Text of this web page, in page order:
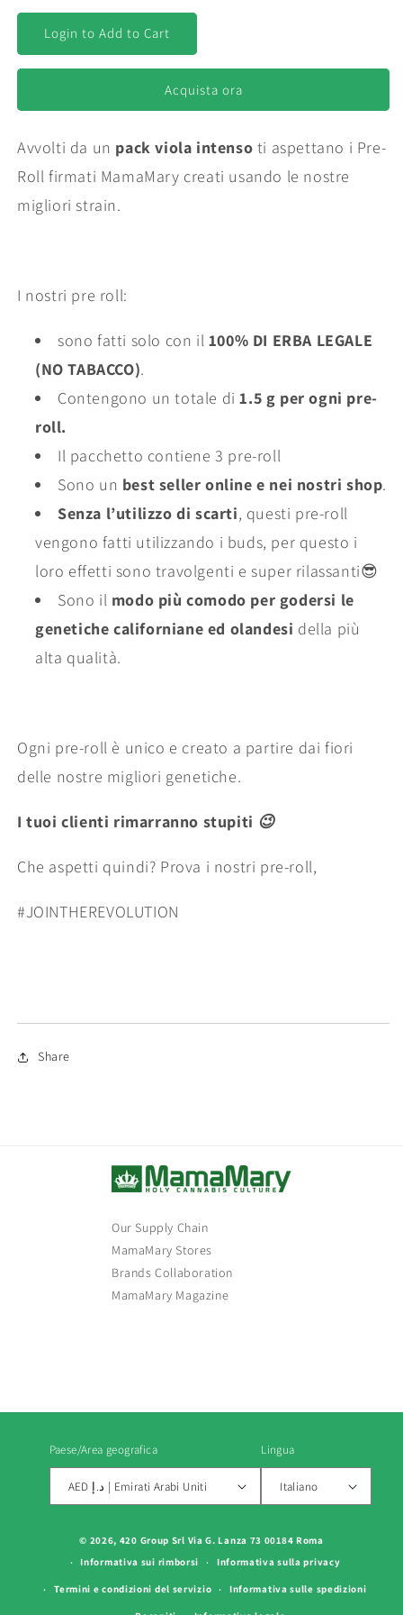
per
PRE-
ROLL
per
PRE-
ROLL
Login to Add to Cart
Acquista ora
Avvolti da un pack viola intenso ti aspettano i Pre-
Roll firmati MamaMary creati usando le nostre
migliori strain.
I nostri pre roll:
sono fatti solo con il 100% DI ERBA LEGALE
(NO TABACCO).
Contengono un totale di1.5 g per ogni pre-
roll.
Il pacchetto contiene 3 pre-roll
Sono un best seller online e nei nostri shop.
Senza l’utilizzo di scarti, questi pre-roll
vengono fatti utilizzando i buds, per questo i
loro effetti sono travolgenti e super rilassanti😎
Sono il modo più comodo per godersi le
genetiche californiane ed olandesi della più
alta qualità.
Ogni pre-roll è unico e creato a partire dai fiori
delle nostre migliori genetiche.
I tuoi clienti rimarranno stupiti 😉
Che aspetti quindi? Prova i nostri pre-roll,
#JOINTHEREVOLUTION
Share
Our Supply Chain
MamaMary Stores
Brands Collaboration
MamaMary Magazine
Paese/Area geografica
AED د.إ | Emirati Arabi Uniti
Lingua
Italiano
© 2026, 420 Group Srl Via G. Lanza 73 00184 Roma
Informativa sui rimborsi
Informativa sulla privacy
Termini e condizioni del servizio Informativa sulle spedizioni